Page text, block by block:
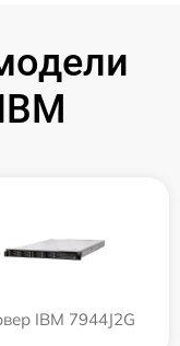
IBM 7944J2G